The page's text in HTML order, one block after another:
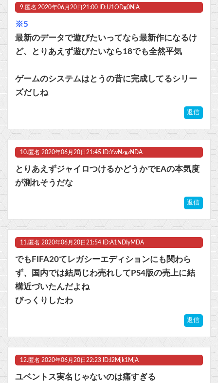
9. 匿名 2020年06月20日21:00 ID:U1ODg0NjA
※5
最新のデータで遊びたいってなら最新作になるけ
ど、とりあえず遊びたいなら18でも全然平気
ゲームのシステムはとうの昔に完成してるシリー
ズだしね
返信
10. 匿名 2020年06月20日21:45 ID:YwNzgzNDA
とりあえずジャイロつけるかどうかでEAの本気度
が測れそうだな
返信
11. 匿名 2020年06月20日21:54 ID:A1NDIyMDA
でもFIFA20てレガシーエディションにも関わら
ず、国内では結局じわ売れしてPS4版の売上に結
構近づいたんだよね
びっくりしたわ
返信
12. 匿名 2020年06月20日22:23 ID:I2Mjk1MjA
ユベントス実名じゃないのは痛すぎる